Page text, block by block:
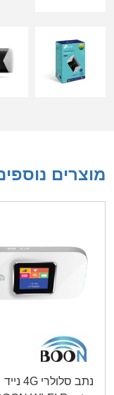
מוצרים
נתב סלולרי 4G נייד